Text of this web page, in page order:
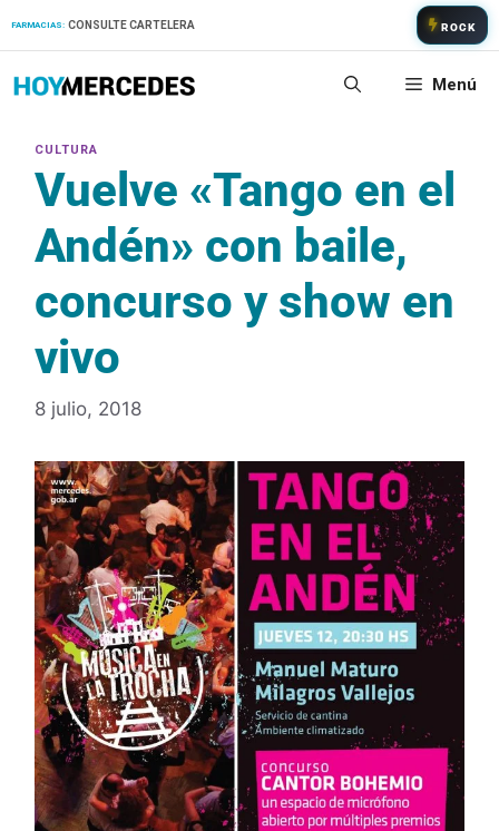
FARMACIAS: CONSULTE CARTELERA ROCK
Menú
Vuelve «Tango en el
Andén» con baile,
concurso y show en
vivo
8 julio, 2018